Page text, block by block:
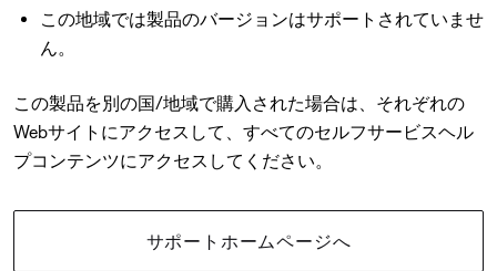
この地域では製品のバージョンはサポートされていませ
ん。
この製品を別の国/地域で購入された場合は、それぞれの
Webサイトにアクセスして、すべてのセルフサービスヘル
プコンテンツにアクセスしてください。
サポートホームページへ